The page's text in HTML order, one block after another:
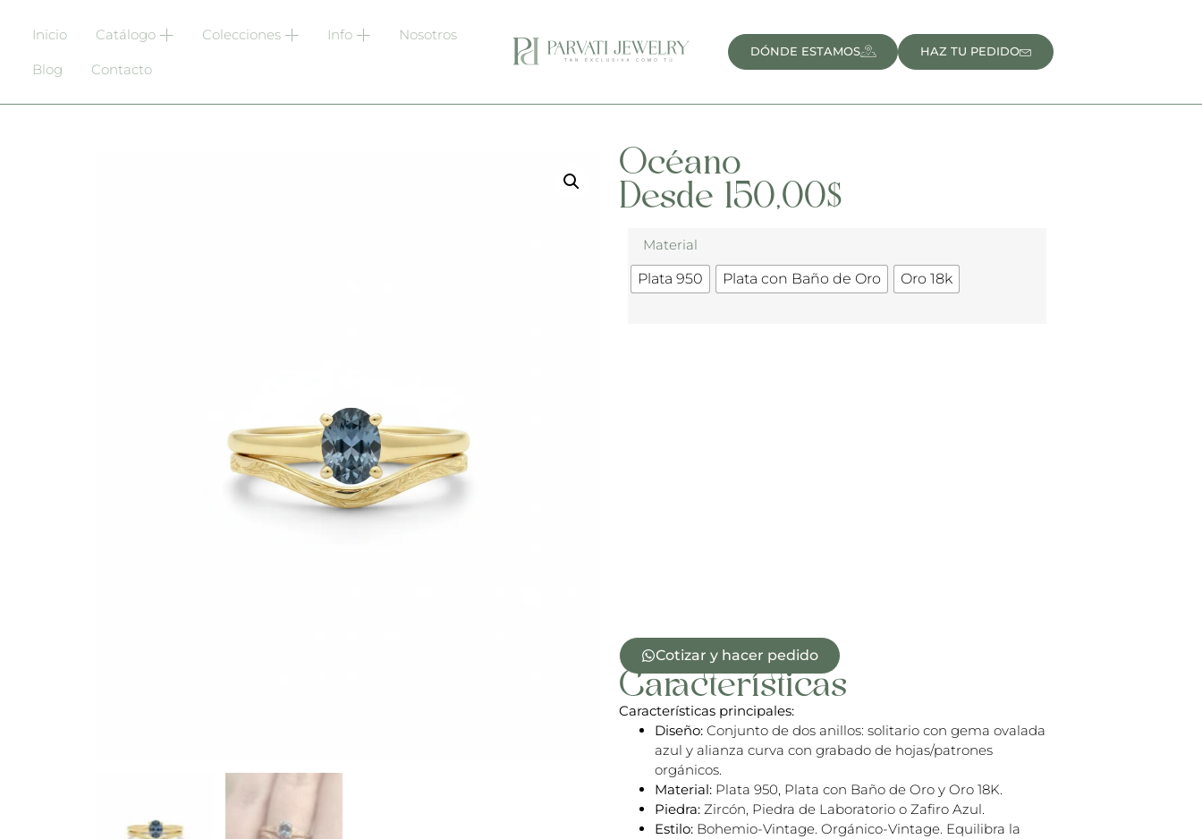
Inicio Catálogo Colecciones Info Nosotros
Blog Contacto
DÓNDE ESTAMOS HAZ TU PEDIDO
Océano
Desde 150,00$
Material
Plata 950 Plata con Baño de Oro Oro 18k
Cotizar y hacer pedido
Características
Características principales:
Diseño: Conjunto de dos anillos: solitario con gema ovalada
azul y alianza curva con grabado de hojas/patrones
orgánicos.
Material: Plata 950, Plata con Baño de Oro y Oro 18K.
Piedra: Zircón, Piedra de Laboratorio o Zafiro Azul.
Estilo: Bohemio-Vintage. Orgánico-Vintage. Equilibra la